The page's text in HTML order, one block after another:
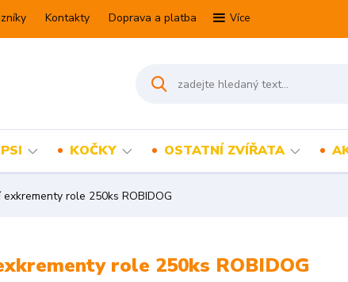
Kontakty Doprava a platba Více
PSI KOČKY OSTATNÍ ZVÍŘATA
exkrementy role 250ks ROBIDOG
role 250ks ROBIDOG